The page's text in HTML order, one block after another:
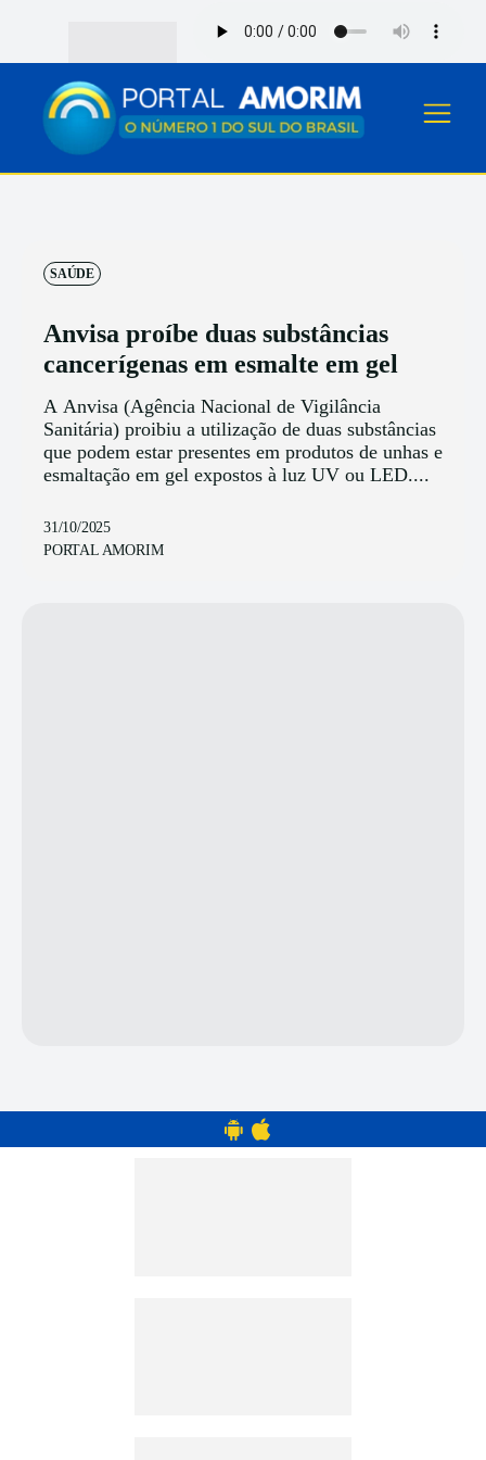
SAÚDE
Anvisa proíbe duas substâncias
cancerígenas em esmalte em gel
A Anvisa (Agência Nacional de Vigilância
Sanitária) proibiu a utilização de duas substâncias
que podem estar presentes em produtos de unhas e
esmaltação em gel expostos à luz UV ou LED....
31/10/2025
PORTAL AMORIM